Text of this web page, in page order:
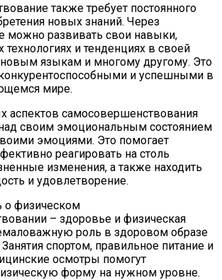
также требует постоянного
новых знаний. Через
можно развивать свои навыки,
технологиях и тенденциях в своей
новым языкам и многому другому. Это
и успешными в
мире.
аспектов самосовершенствования
над своим эмоциональным состоянием
эмоциями. Это помогает
реагировать на столь
изменения, а также находить
и удовлетворение.
о физическом
– здоровье и физическая
роль в здоровом образе
спортом, правильное питание и
осмотры помогут
форму на нужном уровне.